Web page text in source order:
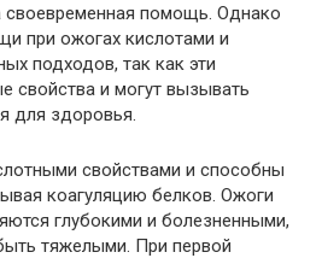
своевременная помощь. Однако
при ожогах кислотами и
подходов, так как эти
свойства и могут вызывать
для здоровья.
свойствами и способны
коагуляцию белков. Ожоги
глубокими и болезненными,
тяжелыми. При первой